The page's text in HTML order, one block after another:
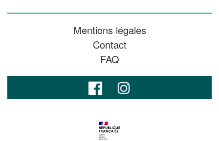
Mentions légales
Contact
FAQ